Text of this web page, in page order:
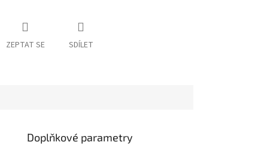
ZEPTAT SE SDÍLET
Doplňkové parametry